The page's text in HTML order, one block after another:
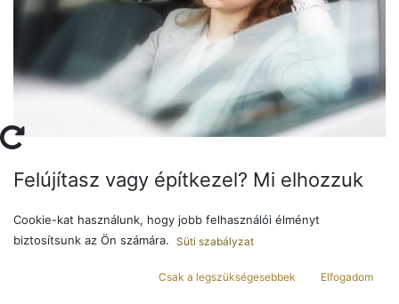
Felújítasz vagy építkezel? Mi elhozzuk
az inspirációt, egészen az otthonodig!
Ha jelenlegnincs idődmeglátogatnikonyhastúdiónkat
lakberendezési,bútor-éskonyhakatalógusainkat
Cookie-kat használunk, hogy jobb felhasználói élményt
biztosítsunk az Ön számára. Süti szabályzat
Csak a legszükségesebbek Elfogadom